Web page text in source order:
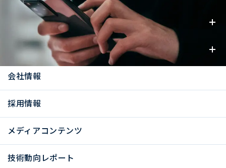
事業内容
お知らせ
会社情報
採用情報
メディアコンテンツ
技術動向レポート